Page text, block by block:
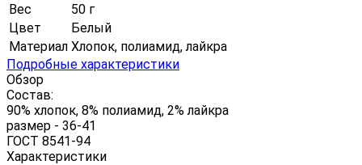
Вес
50 г
Цвет
Белый
Материал Хлопок, полиамид, лайкра
Подробные характеристики
Обзор
Состав:
90% хлопок, 8% полиамид, 2% лайкра
размер - 36-41
ГОСТ 8541-94
Характеристики